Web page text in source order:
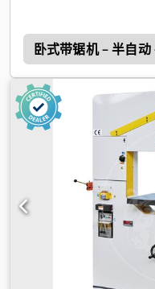
卧式带锯机 – 半自